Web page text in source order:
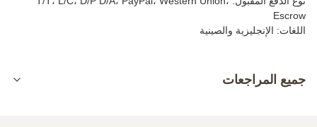
Escrow
اللغات: الإنجليزية والصينية
جميع المراجعات